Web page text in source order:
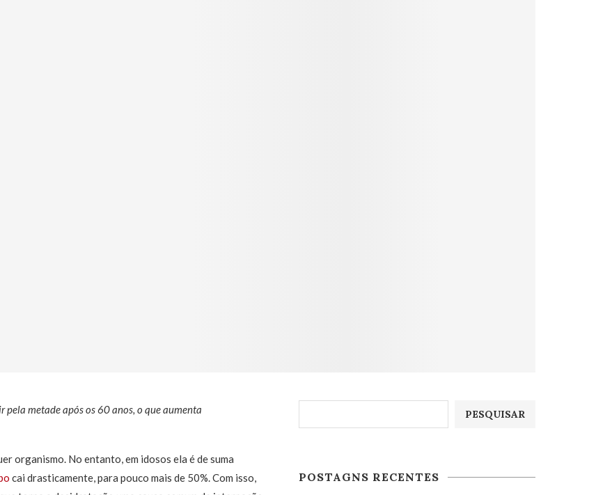
pela metade após os 60 anos, o que aumenta
organismo. No entanto, em idosos ela é de suma
cai drasticamente, para pouco mais de 50%. Com isso,
PESQUISAR
POSTAGNS RECENTES